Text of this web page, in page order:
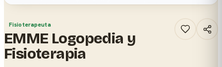
Fisioterapeuta
EMME Logopedia y
Fisioterapia